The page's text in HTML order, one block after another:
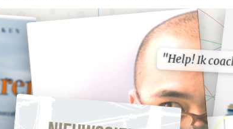
"Help! Ik
"Help! Ik